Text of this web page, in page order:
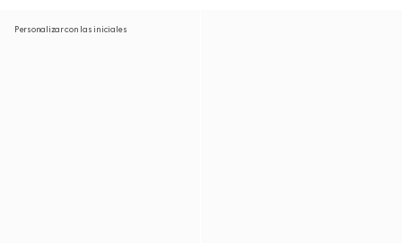
Personalizar con las iniciales